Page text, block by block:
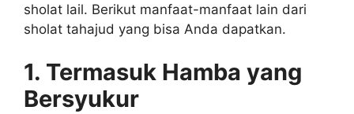
sholat lail. Berikut manfaat-manfaat lain dari
sholat tahajud yang bisa Anda dapatkan.
1. Termasuk Hamba yang
Bersyukur